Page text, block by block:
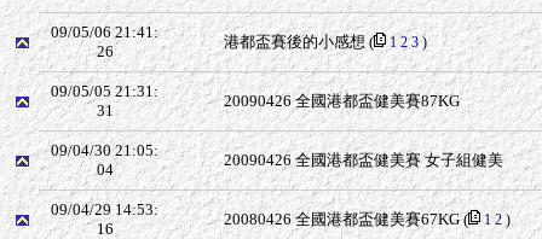
09/05/06 21:41:
26
港都盃賽後的小感想( 1 2 3)
09/05/05 21:31:
31
20090426 全國港都盃健美賽87KG
09/04/30 21:05:
04
20090426 全國港都盃健美賽 女子組健美
09/04/29 14:53:
16
20080426 全國港都盃健美賽67KG( 1 2)